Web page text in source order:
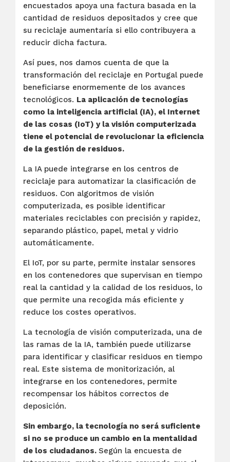
encuestados apoya una factura basada en la
cantidad de residuos depositados y cree que
su reciclaje aumentaría si ello contribuyera a
reducir dicha factura.
Así pues, nos damos cuenta de que la
transformación del reciclaje en Portugal puede
beneficiarse enormemente de los avances
tecnológicos. La aplicación de tecnologías
como la inteligencia artificial (IA), el Internet
de las cosas (IoT) y la visión computerizada
tiene el potencial de revolucionar la eficiencia
de la gestión de residuos.
La IA puede integrarse en los centros de
reciclaje para automatizar la clasificación de
residuos. Con algoritmos de visión
computerizada, es posible identificar
materiales reciclables con precisión y rapidez,
separando plástico, papel, metal y vidrio
automáticamente.
El IoT, por su parte, permite instalar sensores
en los contenedores que supervisan en tiempo
real la cantidad y la calidad de los residuos, lo
que permite una recogida más eficiente y
reduce los costes operativos.
La tecnología de visión computerizada, una de
las ramas de la IA, también puede utilizarse
para identificar y clasificar residuos en tiempo
real. Este sistema de monitorización, al
integrarse en los contenedores, permite
recompensar los hábitos correctos de
deposición.
Sin embargo, la tecnología no será suficiente
si no se produce un cambio en la mentalidad
de los ciudadanos. Según la encuesta de